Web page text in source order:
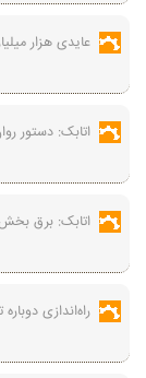
عایدی هزار
اتابک: دستور
اتابک: برق بخش
راه‌اندازی